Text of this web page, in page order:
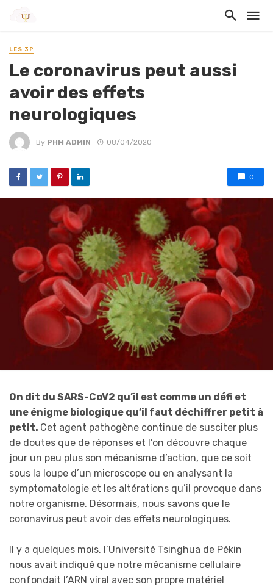
LES 3P
Le coronavirus peut aussi
avoir des effets
neurologiques
By PHM ADMIN 08/04/2020
0
On dit du SARS-CoV2 qu’il est comme un défi et
une énigme biologique qu’il faut déchiffrer petit à
petit. Cet agent pathogène continue de susciter plus
de doutes que de réponses et l’on découvre chaque
jour un peu plus son mécanisme d’action, que ce soit
sous la loupe d’un microscope ou en analysant la
symptomatologie et les altérations qu’il provoque dans
notre organisme. Désormais, nous savons que le
coronavirus peut avoir des effets neurologiques.
Il y a quelques mois, l’Université Tsinghua de Pékin
nous avait indiqué que notre mécanisme cellulaire
confondait l’ARN viral avec son propre matériel